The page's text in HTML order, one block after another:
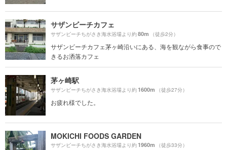
サザンビーチカフェ
サザンビーチちがさき海水浴場より約80m （徒歩2分）
サザンビーチカフェ茅ヶ崎沿いにある、海を観ながら食事ので
きるお洒落カフェ
茅ヶ崎駅
サザンビーチちがさき海水浴場より約1600m （徒歩27分）
お疲れ様でした。
MOKICHI FOODS GARDEN
サザンビーチちがさき海水浴場より約1960m （徒歩33分）